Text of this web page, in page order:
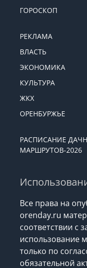
ГОРОСКОП
РЕКЛАМА
ВЛАСТЬ
ЭКОНОМИКА
КУЛЬТУРА
ЖКХ
ОРЕНБУРЖЬЕ
РАСПИСАНИЕ
МАРШРУТОВ-2026
Все права на
orenday.ru
соответствии с
использование
только по
обязательной